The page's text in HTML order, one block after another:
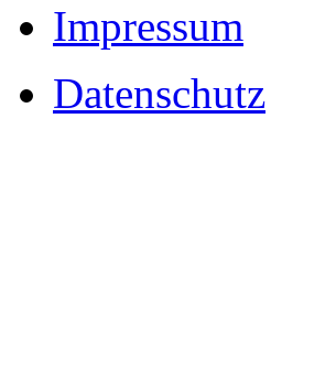
Impressum
Datenschutz